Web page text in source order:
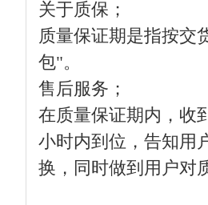
关于质保；
质量保证期是指按交
包"。
售后服务；
在质量保证期内，收
小时内到位，告知用
换，同时做到用户对